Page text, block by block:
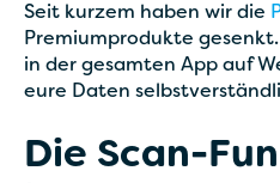
Seit kurzem haben wir die
Premiumprodukte
in der gesamten App auf
eure Daten
Die Scan-